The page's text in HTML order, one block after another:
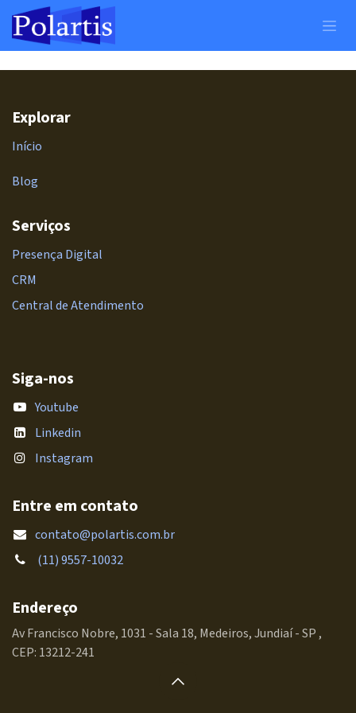
Pular para o conteúdo
Explorar
Início
Blog
Serviços
Presença Digital
CRM
Central de Atendimento
Siga-nos
Youtube
Linkedin
Instagram
Entre em contato
contato@polartis.com.br
(11) 9557-10032
Endereço
Av Francisco Nobre, 1031 - Sala 18, Medeiros, Jundiaí - SP ,
CEP: 13212-241